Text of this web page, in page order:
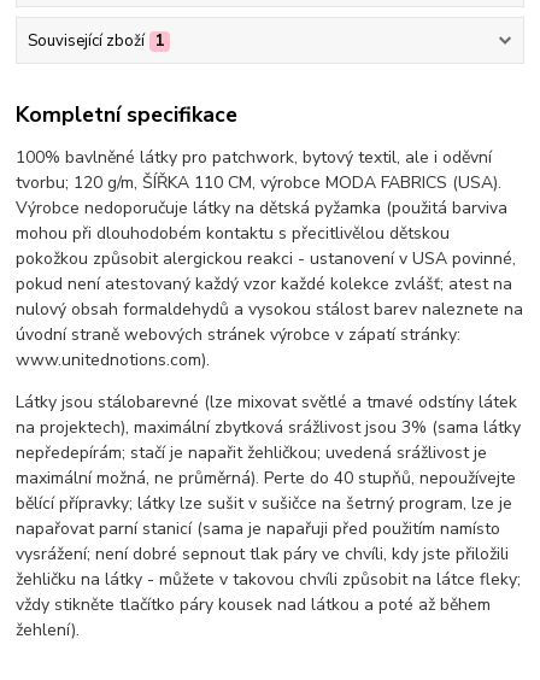
Související zboží 1
Kompletní specifikace
100% bavlněné látky pro patchwork, bytový textil, ale i oděvní
tvorbu; 120 g/m, ŠÍŘKA 110 CM, výrobce MODA FABRICS (USA).
Výrobce nedoporučuje látky na dětská pyžamka (použitá barviva
mohou při dlouhodobém kontaktu s přecitlivělou dětskou
pokožkou způsobit alergickou reakci - ustanovení v USA povinné,
pokud není atestovaný každý vzor každé kolekce zvlášť; atest na
nulový obsah formaldehydů a vysokou stálost barev naleznete na
úvodní straně webových stránek výrobce v zápatí stránky:
www.unitednotions.com).
Látky jsou stálobarevné (lze mixovat světlé a tmavé odstíny látek
na projektech), maximální zbytková srážlivost jsou 3% (sama látky
nepředepírám; stačí je napařit žehličkou; uvedená srážlivost je
maximální možná, ne průměrná). Perte do 40 stupňů, nepoužívejte
bělící přípravky; látky lze sušit v sušičce na šetrný program, lze je
napařovat parní stanicí (sama je napařuji před použitím namísto
vysrážení; není dobré sepnout tlak páry ve chvíli, kdy jste přiložili
žehličku na látky - můžete v takovou chvíli způsobit na látce fleky;
vždy stikněte tlačítko páry kousek nad látkou a poté až během
žehlení).